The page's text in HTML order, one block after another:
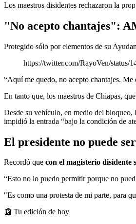
Los maestros disidentes rechazaron la
"No acepto chantajes":
Protegido sólo por elementos de su
https://twitter.com/RayoVen/status/
“Aquí me quedo, no acepto chantajes. Me
En tanto que, los maestros de Chiapas,
Desde su vehículo, en medio del
impidió la entrada “bajo la condición de
El presidente no puede
Recordó que con el magisterio disidente
“Esto no lo puedo permitir porque no
"Es como una protesta de mi parte, para
📰 Tu edición de hoy